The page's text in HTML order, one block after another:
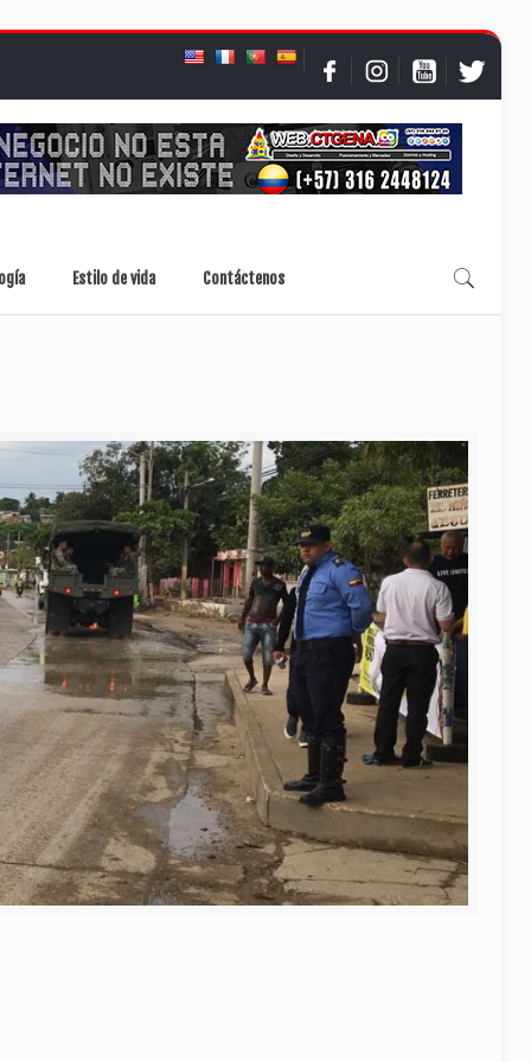
Estilo de vida Contáctenos